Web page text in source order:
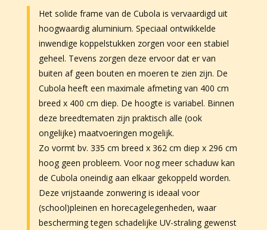
Het solide frame van de Cubola is vervaardigd uit
hoogwaardig aluminium. Speciaal ontwikkelde
inwendige koppelstukken zorgen voor een stabiel
geheel. Tevens zorgen deze ervoor dat er van
buiten af geen bouten en moeren te zien zijn. De
Cubola heeft een maximale afmeting van 400 cm
breed x 400 cm diep. De hoogte is variabel. Binnen
deze breedtematen zijn praktisch alle (ook
ongelijke) maatvoeringen mogelijk.
Zo vormt bv. 335 cm breed x 362 cm diep x 296 cm
hoog geen probleem. Voor nog meer schaduw kan
de Cubola oneindig aan elkaar gekoppeld worden.
Deze vrijstaande zonwering is ideaal voor
(school)pleinen en horecagelegenheden, waar
bescherming tegen schadelijke UV-straling gewenst